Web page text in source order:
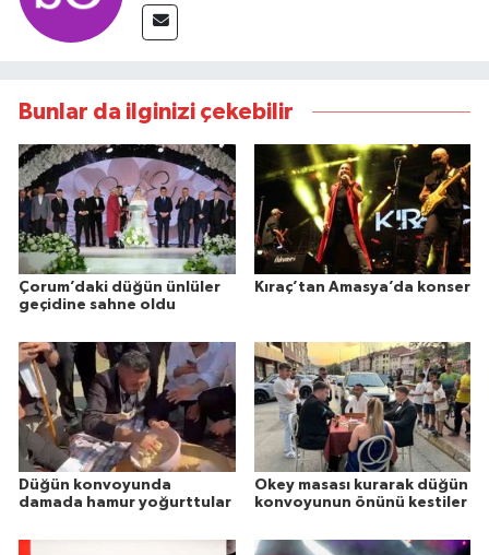
Bunlar da ilginizi çekebilir
Çorum’daki düğün ünlüler
geçidine sahne oldu
Kıraç’tan Amasya’da konser
Düğün konvoyunda
damada hamur yoğurttular
Okey masası kurarak düğün
konvoyunun önünü kestiler